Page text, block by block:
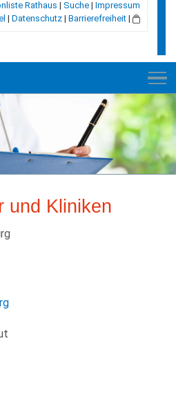
Rathaus | Suche | Impressum
| Datenschutz | Barrierefreiheit |
und Kliniken